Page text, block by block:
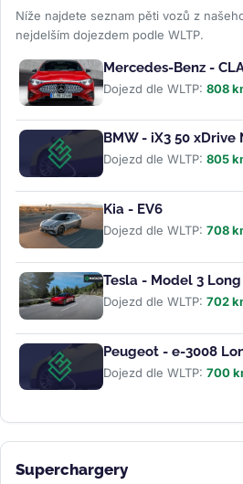
Níže najdete seznam pěti vozů z
nejdelším dojezdem podle WLTP.
Mercedes-Benz -
Dojezd dle WLTP: 808
BMW - iX3 50 xDrive
Dojezd dle WLTP: 805
Kia - EV6
Dojezd dle WLTP: 708
Tesla - Model 3
Dojezd dle WLTP: 702
Peugeot - e-3008
Dojezd dle WLTP: 700
Superchargery